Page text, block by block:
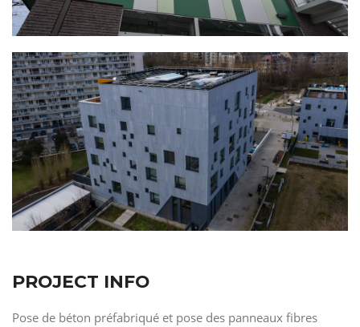
PROJECT INFO
Pose de béton préfabriqué et pose des panneaux fibres